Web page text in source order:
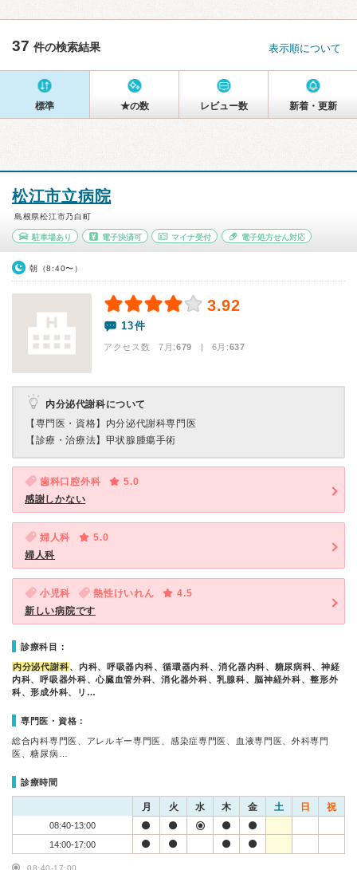
37 件の検索結果 表示順について
標準 ★の数 レビュー数 新着・更新
松江市立病院
島根県松江市乃白町
駐車場あり 電子決済可 マイナ受付 電子処方せん対応
朝（8:40〜）
3.92
13件
アクセス数 7月:679 | 6月:637
内分泌代謝科について
【専門医・資格】 内分泌代謝科専門医
【診療・治療法】 甲状腺腫瘍手術
歯科口腔外科
5.0
感謝しかない
婦人科
5.0
婦人科
小児科 熱性けいれん
4.5
新しい病院です
診療科目：
内分泌代謝科、内科、呼吸器内科、循環器内科、消化器内科、糖尿病科、神経
内科、呼吸器外科、心臓血管外科、消化器外科、乳腺科、脳神経外科、整形外
科、形成外科、リ…
専門医・資格：
総合内科専門医、アレルギー専門医、感染症専門医、血液専門医、外科専門
医、糖尿病…
診療時間
月 火 水 木 金 土 日 祝
08:40-13:00
14:00-17:00
08:40-17:00